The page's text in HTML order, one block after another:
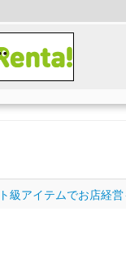
級アイテムでお店経